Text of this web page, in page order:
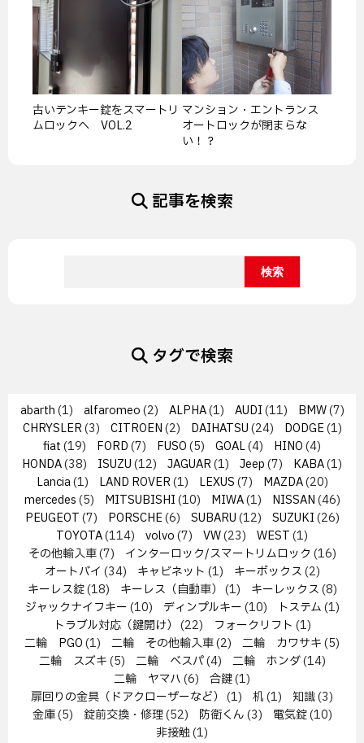
古いテンキー錠をスマートリ
ムロックへ VOL.2
マンション・エントランス
オートロックが閉まらな
い！？
記事を検索
タグで検索
abarth(1) alfaromeo(2) ALPHA(1) AUDI(11) BMW(7)
CHRYSLER(3) CITROEN(2) DAIHATSU(24) DODGE(1)
fiat(19) FORD(7) FUSO(5) GOAL(4) HINO(4)
HONDA(38) ISUZU(12) JAGUAR(1) Jeep(7) KABA(1)
Lancia(1) LAND ROVER(1) LEXUS(7) MAZDA(20)
mercedes(5) MITSUBISHI(10) MIWA(1) NISSAN(46)
PEUGEOT(7) PORSCHE(6) SUBARU(12) SUZUKI(26)
TOYOTA(114) volvo(7) VW(23) WEST(1)
その他輸入車(7) インターロック/スマートリムロック (16)
オートバイ (34) キャビネット (1) キーボックス(2)
キーレス錠(18) キーレス（自動車） (1) キーレックス(8)
ジャックナイフキー(10) ディンプルキー(10) トステム(1)
トラブル対応（鍵開け） (22) フォークリフト (1)
二輪 PGO(1) 二輪 その他輸入車(2) 二輪 カワサキ(5)
二輪 スズキ(5) 二輪 ベスパ(4) 二輪 ホンダ(14)
二輪 ヤマハ(6) 合鍵(1)
扉回りの金具（ドアクローザーなど） (1) 机(1) 知識(3)
金庫(5) 錠前交換・修理(52) 防衛くん(3) 電気錠(10)
非接触(1)